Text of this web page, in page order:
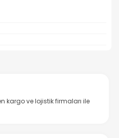
kargo ve lojistik firmaları ile